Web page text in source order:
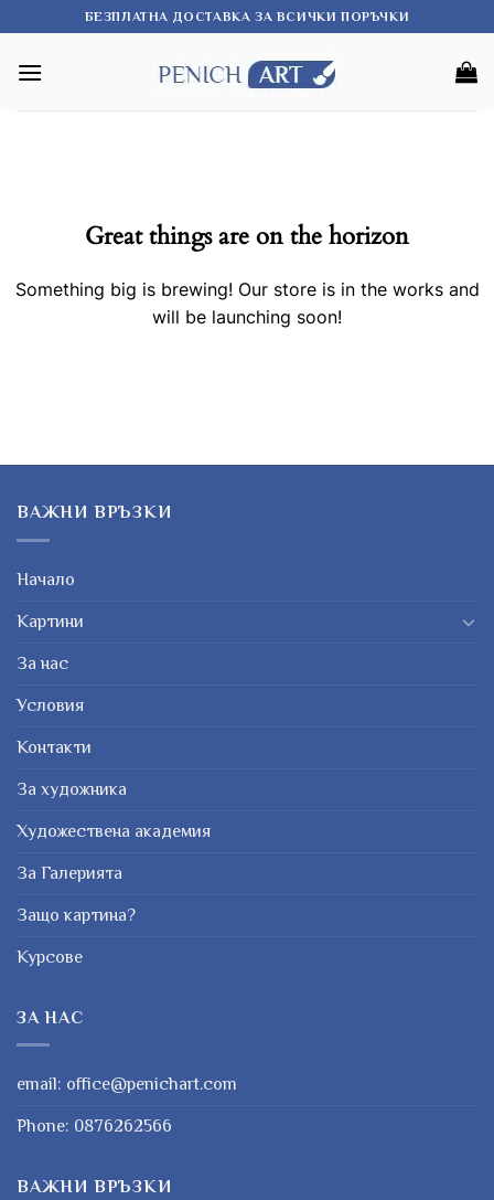
to
content
БЕЗПЛАТНА ДОСТАВКА ЗА ВСИЧКИ ПОРЪЧКИ
Great things are on the horizon
Something big is brewing! Our store is in the works and
will be launching soon!
ВАЖНИ ВРЪЗКИ
Начало
Картини
За нас
Условия
Контакти
За художника
Художествена академия
За Галерията
Защо картина?
Курсове
ЗА НАС
email: office@penichart.com
Phone: 0876262566
ВАЖНИ ВРЪЗКИ